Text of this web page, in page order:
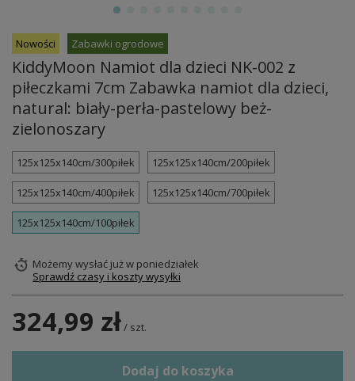
Nowości Zabawki ogrodowe
KiddyMoon Namiot dla dzieci NK-002 z
piłeczkami 7cm Zabawka namiot dla dzieci,
natural: biały-perła-pastelowy beż-
zielonoszary
125x125x140cm/300piłek 125x125x140cm/200piłek
125x125x140cm/400piłek 125x125x140cm/700piłek
125x125x140cm/100piłek
Możemy wysłać jużw poniedziałek
Sprawdź czasy i koszty wysyłki
324,99 zł/ szt.
Dodaj do koszyka